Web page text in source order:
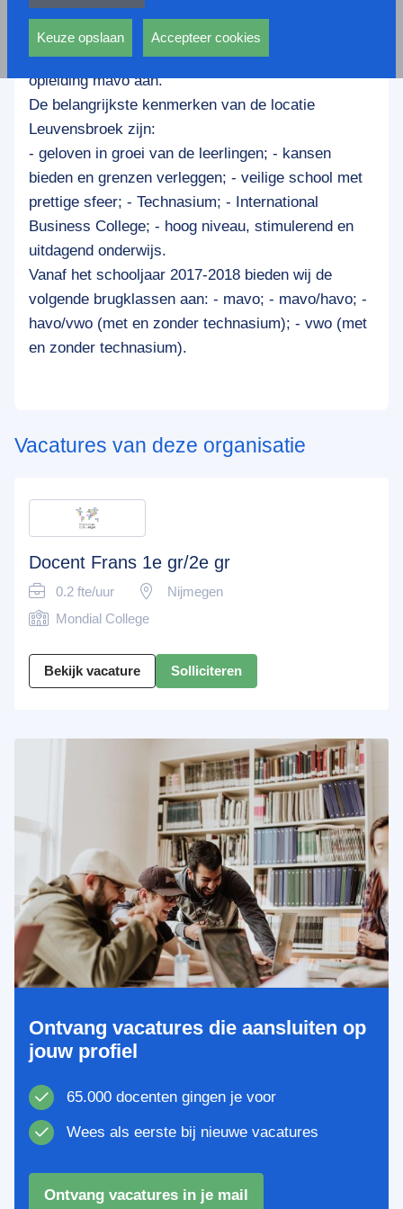
Het Mondial College, locatie Leuvensbroek is een
moderne school voor de opleidingen havo en vwo.
Vanaf het schooljaar 2017-2018 bieden wij ook de
opleiding mavo aan.
De belangrijkste kenmerken van de locatie
Leuvensbroek zijn:
- geloven in groei van de leerlingen; - kansen
bieden en grenzen verleggen; - veilige school met
prettige sfeer; - Technasium; - International
Business College; - hoog niveau, stimulerend en
uitdagend onderwijs.
Vanaf het schooljaar 2017-2018 bieden wij de
volgende brugklassen aan: - mavo; - mavo/havo; -
havo/vwo (met en zonder technasium); - vwo (met
en zonder technasium).
Vacatures van deze organisatie
Docent Frans 1e gr/2e gr
0.2 fte/uur
Nijmegen
Mondial College
Bekijk vacature Solliciteren
Ontvang vacatures die aansluiten op
jouw profiel
65.000 docenten gingen je voor
Wees als eerste bij nieuwe vacatures
Ontvang vacatures in je mail
andere wordt voorkomen dat dezelfde advertentie
voortdurend verschijnt.
Keuze opslaan Accepteer cookies